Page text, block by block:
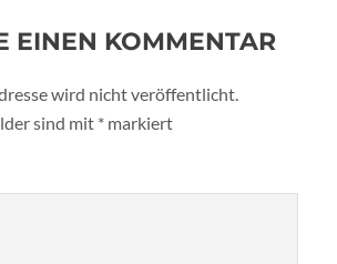
EINEN KOMMENTAR
wird nicht veröffentlicht.
sind mit * markiert